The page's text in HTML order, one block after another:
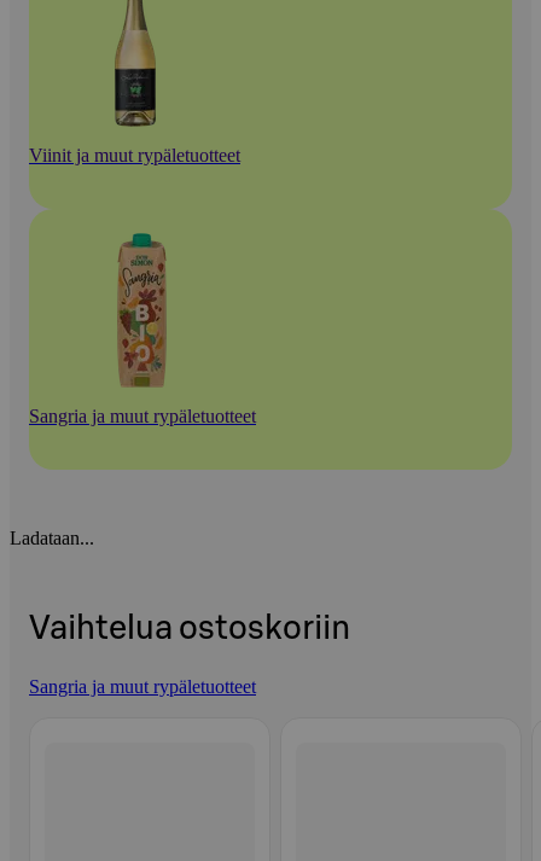
Viinit ja muut rypäletuotteet
Sangria ja muut rypäletuotteet
Ladataan...
Vaihtelua ostoskoriin
Sangria ja muut rypäletuotteet